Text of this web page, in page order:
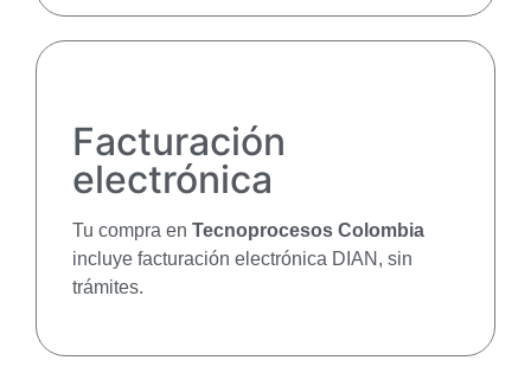
Facturación
electrónica
Tu compra en Tecnoprocesos Colombia
incluye facturación electrónica DIAN, sin
trámites.